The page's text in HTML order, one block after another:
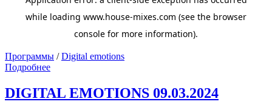
Программы /Digital emotions
Подробнее
DIGITAL EMOTIONS 09.03.2024